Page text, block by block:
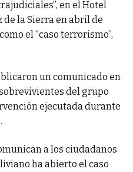
en el Hotel
de la Sierra en abril de
el “caso terrorismo”,
un comunicado en
del grupo
ejecutada durante
a los ciudadanos
ha abierto el caso